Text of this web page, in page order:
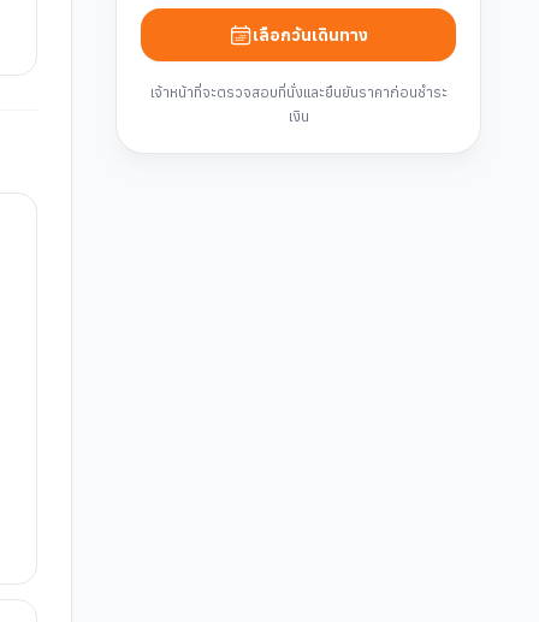
เลือกวันเดินทาง
เจ้าหน้าที่จะตรวจสอบที่นั่งและยืนยันราคาก่อนชำระ
เงิน